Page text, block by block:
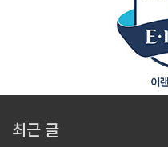
최근 글